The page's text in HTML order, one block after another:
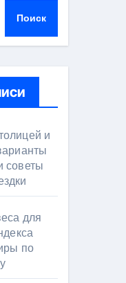
Поиск
и
советы
для
по